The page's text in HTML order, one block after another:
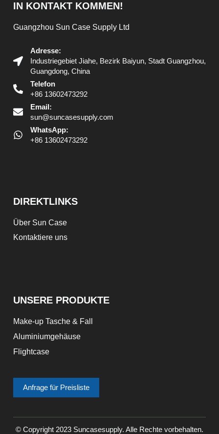
IN KONTAKT KOMMEN!
Guangzhou Sun Case Supply Ltd
Adresse:
Industriegebiet Jiahe, Bezirk Baiyun, Stadt Guangzhou,
Guangdong, China
Telefon
+86 13602473292
Email:
sun@suncasesupply.com
WhatsApp:
+86 13602473292
DIREKTLINKS
Über Sun Case
Kontaktiere uns
UNSERE PRODUKTE
Make-up Tasche & Fall
Aluminiumgehäuse
Flightcase
Anfrage für Preisliste
© Copyright 2023 Suncasesupply. Alle Rechte vorbehalten.